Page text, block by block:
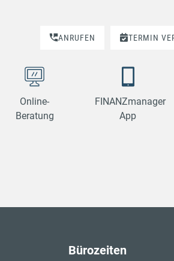
ANRUFEN TERMIN
Online-
Beratung
FINANZmanager
App
Bürozeiten